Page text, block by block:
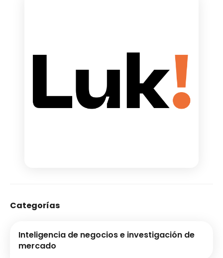
Categorías
Inteligencia de negocios e investigación de
mercado